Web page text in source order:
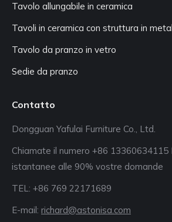
Tavolo allungabile in ceramica
Tavoli in ceramica con struttura in
Tavolo da pranzo in vetro
Sedie da pranzo
Contatto
Dongguan Yafulai Furniture Co., Ltd.
Chiamate il numero +86 13360634115
istantanee alle 90% vostre domande
TEL: +86 769 22171689
E-mail: richard@astonisa.com